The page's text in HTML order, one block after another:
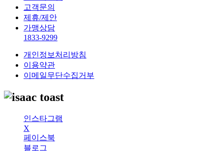
고객문의
제휴/제안
가맹상담
1833-9299
개인정보처리방침
이용약관
이메일무단수집거부
인스타그램
X
페이스북
블로그